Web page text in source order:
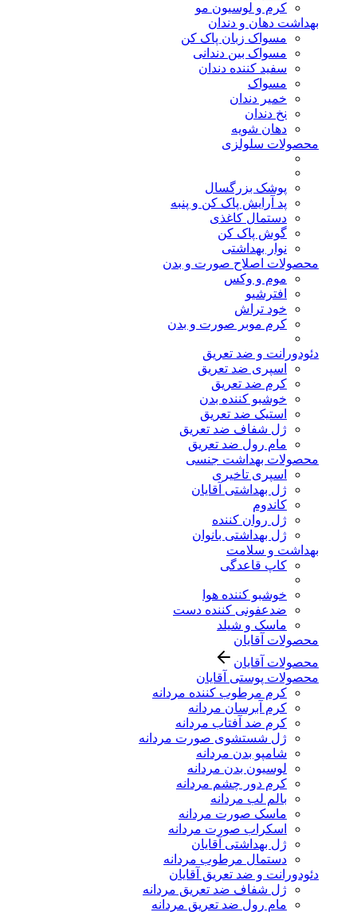
کرم و لوسیون مو
بهداشت دهان و دندان
مسواک زبان پاک کن
مسواک بین دندانی
سفید کننده دندان
مسواک
خمیر دندان
نخ دندان
دهان شویه
محصولات سلولزی
پوشک بزرگسال
پد آرایش پاک کن و پنبه
دستمال کاغذی
گوش پاک کن
نوار بهداشتی
محصولات اصلاح صورت و بدن
موم و وکس
افترشیو
خود تراش
کرم موبر صورت و بدن
دئودورانت و ضد تعریق
اسپری ضد تعریق
کرم ضد تعریق
خوشبو کننده بدن
استیک ضد تعریق
ژل شفاف ضد تعریق
مام رول ضد تعریق
محصولات بهداشت جنسی
اسپری تاخیری
ژل بهداشتی آقایان
کاندوم
ژل روان کننده
ژل بهداشتی بانوان
بهداشت و سلامت
کاپ قاعدگی
خوشبو کننده هوا
ضدعفونی کننده دست
ماسک و شیلد
محصولات آقایان
محصولات آقایان
محصولات پوستی آقایان
کرم مرطوب کننده مردانه
کرم آبرسان مردانه
کرم ضد آفتاب مردانه
ژل شستشوی صورت مردانه
شامپو بدن مردانه
لوسیون بدن مردانه
کرم دور چشم مردانه
بالم لب مردانه
ماسک صورت مردانه
اسکراب صورت مردانه
ژل بهداشتی آقایان
دستمال مرطوب مردانه
دئودورانت و ضد تعریق آقایان
ژل شفاف ضد تعریق مردانه
مام رول ضد تعریق مردانه